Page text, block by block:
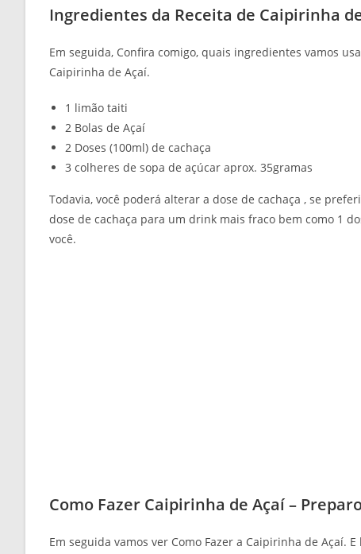
Ingredientes da Receita de Caipirinha
Em seguida, Confira comigo, quais ingredientes vamos
Caipirinha de Açaí.
1 limão taiti
2 Bolas de Açaí
2 Doses (100ml) de cachaça
3 colheres de sopa de açúcar aprox. 35gramas
Todavia, você poderá alterar a dose de cachaça , se
dose de cachaça para um drink mais fraco bem como 1
você.
Como Fazer Caipirinha de Açaí –
Em seguida vamos ver Como Fazer a Caipirinha de Açaí.